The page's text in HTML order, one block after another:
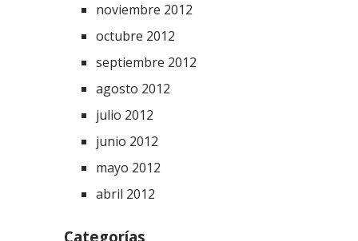
noviembre 2012
octubre 2012
septiembre 2012
agosto 2012
julio 2012
junio 2012
mayo 2012
abril 2012
Categorías